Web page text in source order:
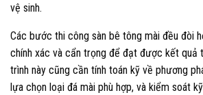
vệ sinh.
Các bước thi công sàn bê tông mài đều đòi
chính xác và cẩn trọng để đạt được kết quả
trình này cũng cần tính toán kỹ về phương
lựa chọn loại đá mài phù hợp, và kiểm soát